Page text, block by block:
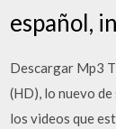
español,
Descargar Mp3
(HD), lo nuevo
los videos que